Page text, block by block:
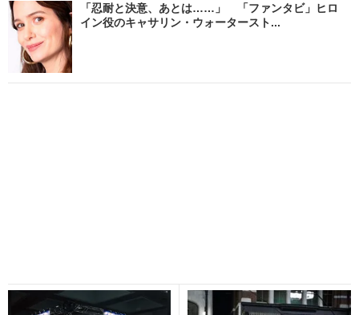
「忍耐と決意、あとは……」 「ファンタビ」ヒロ
イン役のキャサリン・ウォータースト...